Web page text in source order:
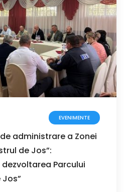
EVENIMENTE
administrare a Zonei
de Jos”:
Parcului
Jos”